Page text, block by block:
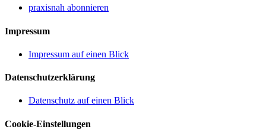
praxisnah abonnieren
Impressum
Impressum auf einen Blick
Datenschutzerklärung
Datenschutz auf einen Blick
Cookie-Einstellungen